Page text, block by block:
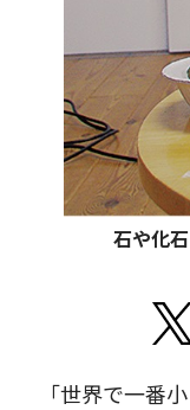
石や化
「世界で一番小